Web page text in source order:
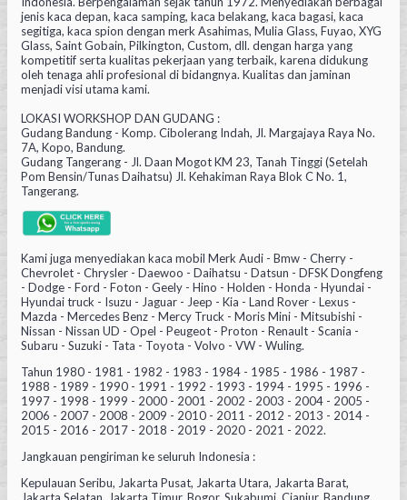
jenis kaca depan, kaca samping, kaca belakang, kaca bagasi, kaca
segitiga, kaca spion dengan merk Asahimas, Mulia Glass, Fuyao, XYG
Glass, Saint Gobain, Pilkington, Custom, dll. dengan harga yang
kompetitif serta kualitas pekerjaan yang terbaik, karena didukung
oleh tenaga ahli profesional di bidangnya. Kualitas dan jaminan
menjadi visi utama kami.
LOKASI WORKSHOP DAN GUDANG :
Gudang Bandung - Komp. Cibolerang Indah, Jl. Margajaya Raya No.
7A, Kopo, Bandung.
Gudang Tangerang - Jl. Daan Mogot KM 23, Tanah Tinggi (Setelah
Pom Bensin/Tunas Daihatsu) Jl. Kehakiman Raya Blok C No. 1,
Tangerang.
Kami juga menyediakan kaca mobil Merk Audi - Bmw - Cherry -
Chevrolet - Chrysler - Daewoo - Daihatsu - Datsun - DFSK Dongfeng
- Dodge - Ford - Foton - Geely - Hino - Holden - Honda - Hyundai -
Hyundai truck - Isuzu - Jaguar - Jeep - Kia - Land Rover - Lexus -
Mazda - Mercedes Benz - Mercy Truck - Moris Mini - Mitsubishi -
Nissan - Nissan UD - Opel - Peugeot - Proton - Renault - Scania -
Subaru - Suzuki - Tata - Toyota - Volvo - VW - Wuling.
Tahun 1980 - 1981 - 1982 - 1983 - 1984 - 1985 - 1986 - 1987 -
1988 - 1989 - 1990 - 1991 - 1992 - 1993 - 1994 - 1995 - 1996 -
1997 - 1998 - 1999 - 2000 - 2001 - 2002 - 2003 - 2004 - 2005 -
2006 - 2007 - 2008 - 2009 - 2010 - 2011 - 2012 - 2013 - 2014 -
2015 - 2016 - 2017 - 2018 - 2019 - 2020 - 2021 - 2022.
Jangkauan pengiriman ke seluruh Indonesia :
Kepulauan Seribu, Jakarta Pusat, Jakarta Utara, Jakarta Barat,
Jakarta Selatan, Jakarta Timur, Bogor, Sukabumi, Cianjur, Bandung,